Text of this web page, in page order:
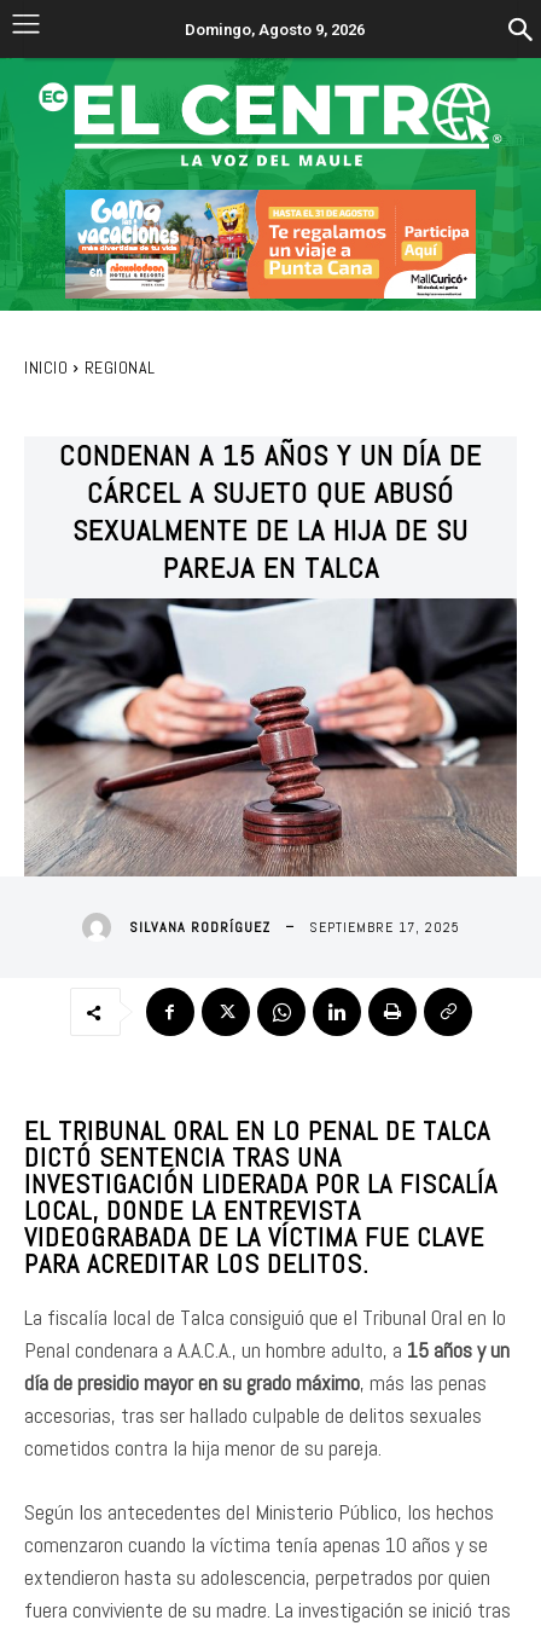
Domingo, Agosto 9, 2026
INICIO REGIONAL
CONDENAN A 15 AÑOS Y UN DÍA DE
CÁRCEL A SUJETO QUE ABUSÓ
SEXUALMENTE DE LA HIJA DE SU
PAREJA EN TALCA
SILVANA RODRÍGUEZ SEPTIEMBRE 17, 2025
EL TRIBUNAL ORAL EN LO PENAL DE TALCA
DICTÓ SENTENCIA TRAS UNA
INVESTIGACIÓN LIDERADA POR LA FISCALÍA
LOCAL, DONDE LA ENTREVISTA
VIDEOGRABADA DE LA VÍCTIMA FUE CLAVE
PARA ACREDITAR LOS DELITOS.
La fiscalía local de Talca consiguió que el Tribunal Oral en lo
Penal condenara a A.A.C.A., un hombre adulto, a 15 años y un
día de presidio mayor en su grado máximo, más las penas
accesorias, tras ser hallado culpable de delitos sexuales
cometidos contra la hija menor de su pareja.
Según los antecedentes del Ministerio Público, los hechos
comenzaron cuando la víctima tenía apenas 10 años y se
extendieron hasta su adolescencia, perpetrados por quien
fuera conviviente de su madre. La investigación se inició tras